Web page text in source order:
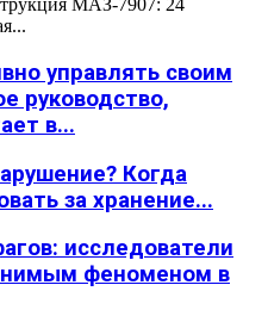
МАЗ-7907: 24
управлять своим
руководство,
в...
Когда
за хранение...
исследователи
феноменом в